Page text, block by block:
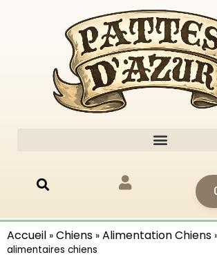
Accueil » Chiens » Alimentation Chiens
alimentaires chiens